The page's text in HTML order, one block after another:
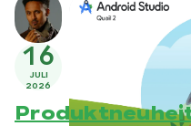
16
JULI
2026